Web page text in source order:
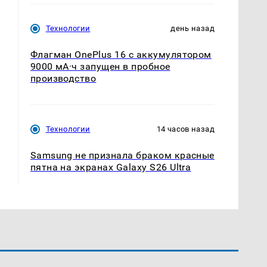
Технологии день назад
Флагман OnePlus 16 с аккумулятором
9000 мА·ч запущен в пробное
производство
Технологии 14 часов назад
Samsung не признала браком красные
пятна на экранах Galaxy S26 Ultra